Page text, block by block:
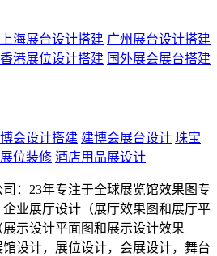
上海展台设计搭建 广州展台设计搭建
香港展位设计搭建 国外展会展台搭建
会设计搭建 建博会展台设计 珠宝
位装修 酒店用品展设计
：23年专注于全球展览馆效果图专
业展厅设计（展厅效果图和展厅平
示设计平面图和展示设计效果
设计，展位设计，会展设计，舞台